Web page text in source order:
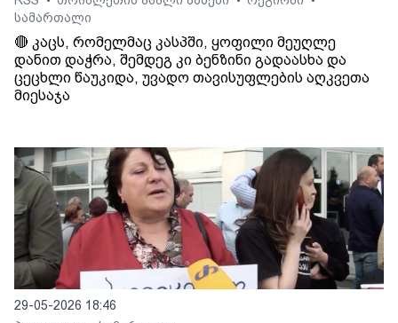
სამართალი
🔴 კაცს, რომელმაც კასპში, ყოფილი მეუღლე
დანით დაჭრა, შემდეგ კი ბენზინი გადაასხა და
ცეცხლი წაუკიდა, უვადო თავისუფლების აღკვეთა
მიესაჯა
29-05-2026 18:46